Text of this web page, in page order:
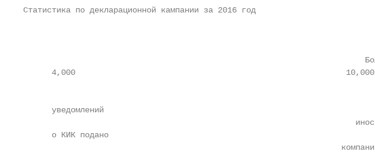
Статистика по декларационной кампании за 2016 год
      4,000                                                         10,000
      уведомлений
      о КИК подано